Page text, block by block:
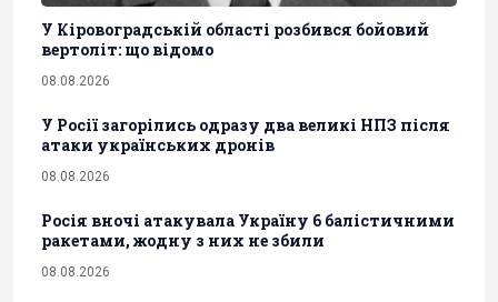
У Кіровоградській області розбився бойовий
вертоліт: що відомо
08.08.2026
У Росії загорілись одразу два великі НПЗ після
атаки українських дронів
08.08.2026
Росія вночі атакувала Україну 6 балістичними
ракетами, жодну з них не збили
08.08.2026